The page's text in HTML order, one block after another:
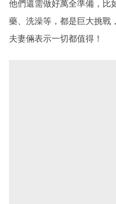
他們還需做好萬全準備，比
藥、洗澡等，都是巨大挑戰
夫妻倆表示一切都值得！